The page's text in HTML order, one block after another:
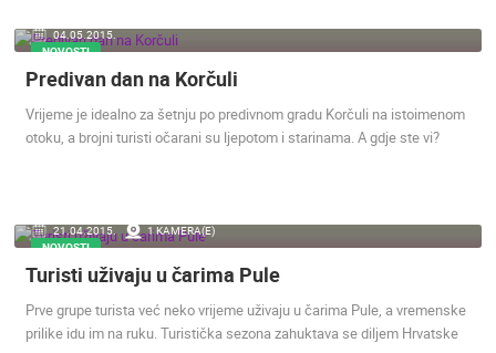
04.05.2015.
NOVOSTI
Predivan dan na Korčuli
Vrijeme je idealno za šetnju po predivnom gradu Korčuli na istoimenom
otoku, a brojni turisti očarani su ljepotom i starinama. A gdje ste vi?
21.04.2015.
1 KAMERA(E)
NOVOSTI
Turisti uživaju u čarima Pule
Prve grupe turista već neko vrijeme uživaju u čarima Pule, a vremenske
prilike idu im na ruku. Turistička sezona zahuktava se diljem Hrvatske